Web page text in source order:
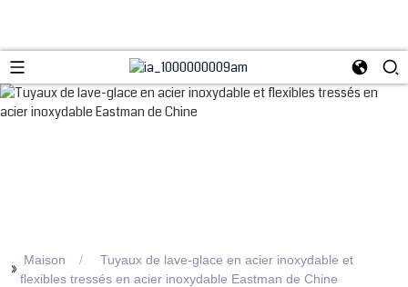
>> Maison
Tuyaux de lave-glace en acier inoxydable et
flexibles tressés en acier inoxydable Eastman de Chine